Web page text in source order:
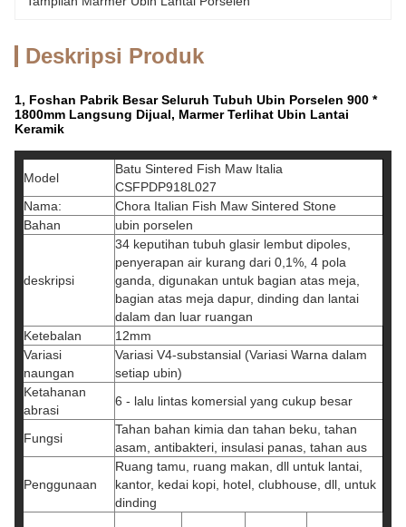
Deskripsi Produk
1, Foshan Pabrik Besar Seluruh Tubuh Ubin Porselen 900 *
1800mm Langsung Dijual, Marmer Terlihat Ubin Lantai
Keramik
Model
Batu Sintered Fish Maw Italia
CSFPDP918L027
Nama:
Chora Italian Fish Maw Sintered Stone
Bahan
ubin porselen
deskripsi
34 keputihan tubuh glasir lembut dipoles,
penyerapan air kurang dari 0,1%, 4 pola
ganda, digunakan untuk bagian atas meja,
bagian atas meja dapur, dinding dan lantai
dalam dan luar ruangan
Ketebalan
12mm
Variasi
naungan
Variasi V4-substansial (Variasi Warna dalam
setiap ubin)
Ketahanan
abrasi
6 - lalu lintas komersial yang cukup besar
Fungsi
Tahan bahan kimia dan tahan beku, tahan
asam, antibakteri, insulasi panas, tahan aus
Penggunaan
Ruang tamu, ruang makan, dll untuk lantai,
kantor, kedai kopi, hotel, clubhouse, dll, untuk
dinding